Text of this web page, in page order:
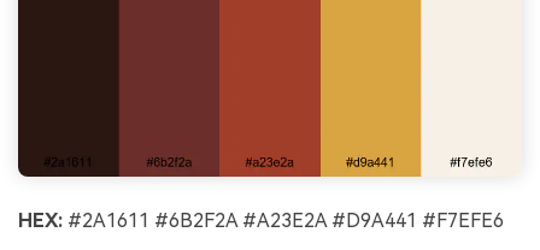
HEX: #2A1611 #6B2F2A #A23E2A #D9A441 #F7EFE6